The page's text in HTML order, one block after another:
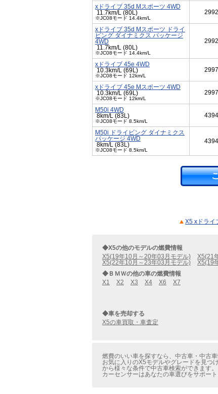
xドライブ 35d Mスポーツ 4WD
11.7km/L (80L)
※JC08モード 14.4km/L
xドライブ 35d Mスポーツ ドライ
ビング ダイナミクス パッケージ
4WD
11.7km/L (80L)
※JC08モード 14.4km/L
xドライブ 45e 4WD
10.3km/L (69L)
※JC08モード 12km/L
xドライブ 45e Mスポーツ 4WD
10.3km/L (69L)
※JC08モード 12km/L
M50i 4WD
8km/L (83L)
※JC08モード 8.5km/L
M50i ドライビング ダイナミクス
パッケージ 4WD
8km/L (83L)
※JC08モード 8.5km/L
X5 xドライ
◆X5の他のモデルの燃費情報
X5(19年10月～20年03月モデル)
X5(21
X5(22年10月～23年03月モデル)
X5(19
◆ＢＭＷの他の車の燃費情報
X1
X2 X3 X4 X6 X7
◆車を売却する
X5の車買取・車査定
燃費のいい車を探すなら、中古車・中古
お気に入りのX5モデルやグレードを見つ
から様々な条件で中古車検索ができます。
カーセンサーはあなたの車選びをサポート